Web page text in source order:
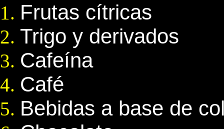
Frutas cítricas
Trigo y derivados
Cafeína
Café
Bebidas a base de